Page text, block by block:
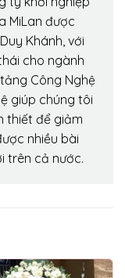
MiLan được
Khánh, với
cho ngành
Công Nghệ
giúp chúng tôi
thiết để giảm
nhiều bài
trên cả nước.